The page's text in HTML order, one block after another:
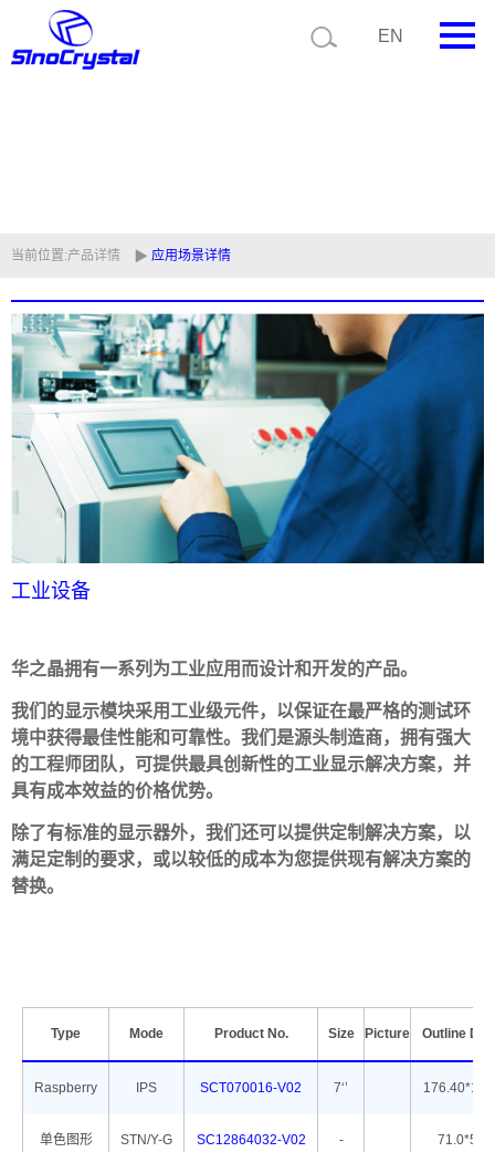
EN
技术支持
视频中心
新闻中心
联系我们
定制品
当前位置:产品详情 应用场景详情
工业设备
华之晶拥有一系列为工业应用而设计和开发的产品。
我们的显示模块采用工业级元件，以保证在最严格的测试环
境中获得最佳性能和可靠性。我们是源头制造商，拥有强大
的工程师团队，可提供最具创新性的工业显示解决方案，并
具有成本效益的价格优势。
除了有标准的显示器外，我们还可以提供定制解决方案，以
满足定制的要求，或以较低的成本为您提供现有解决方案的
替换。
Type Mode Product No. Size Picture Outline
Raspberry IPS SCT070016-V02 7‘’
单色图形 STN/Y-G SC12864032-V02 -